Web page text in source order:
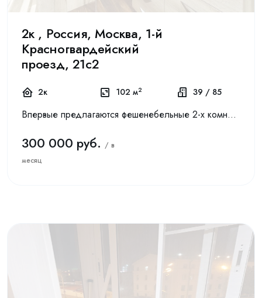
2к , Россия, Москва, 1-й
Красногвардейский
проезд, 21с2
2к 102 м2 39 / 85
Впервые предлагаются фешенебельные 2-х комнатные апартаменты в долгосрочную аренду в Москва-Сити, в башне ОКО. Апартаменты полностью укомплектованы мебелью от ведущих мировых производителей: обеден...
300 000 руб. / в
месяц